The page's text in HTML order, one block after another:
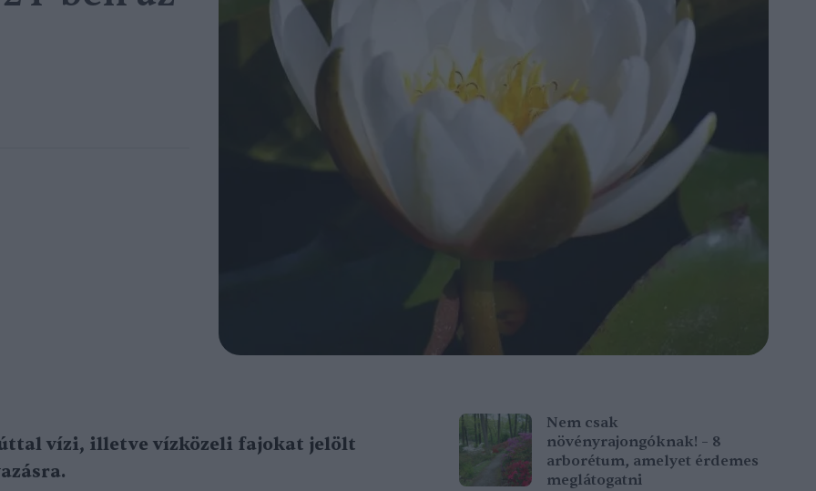
vízi, illetve vízközeli fajokat jelölt
Nem csak
növényrajongóknak! – 8
arborétum, amelyet érdemes
meglátogatni